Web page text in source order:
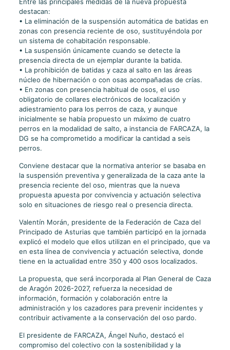
Entre las principales medidas de la nueva propuesta
destacan:
• La eliminación de la suspensión automática de batidas en
zonas con presencia reciente de oso, sustituyéndola por
un sistema de cohabitación responsable.
• La suspensión únicamente cuando se detecte la
presencia directa de un ejemplar durante la batida.
• La prohibición de batidas y caza al salto en las áreas
núcleo de hibernación o con osas acompañadas de crías.
• En zonas con presencia habitual de osos, el uso
obligatorio de collares electrónicos de localización y
adiestramiento para los perros de caza, y aunque
inicialmente se había propuesto un máximo de cuatro
perros en la modalidad de salto, a instancia de FARCAZA, la
DG se ha comprometido a modificar la cantidad a seis
perros.
Conviene destacar que la normativa anterior se basaba en
la suspensión preventiva y generalizada de la caza ante la
presencia reciente del oso, mientras que la nueva
propuesta apuesta por convivencia y actuación selectiva
solo en situaciones de riesgo real o presencia directa.
Valentín Morán, presidente de la Federación de Caza del
Principado de Asturias que también participó en la jornada
explicó el modelo que ellos utilizan en el principado, que va
en esta línea de convivencia y actuación selectiva, donde
tiene en la actualidad entre 350 y 400 osos localizados.
La propuesta, que será incorporada al Plan General de Caza
de Aragón 2026-2027, refuerza la necesidad de
información, formación y colaboración entre la
administración y los cazadores para prevenir incidentes y
contribuir activamente a la conservación del oso pardo.
El presidente de FARCAZA, Ángel Nuño, destacó el
compromiso del colectivo con la sostenibilidad y la